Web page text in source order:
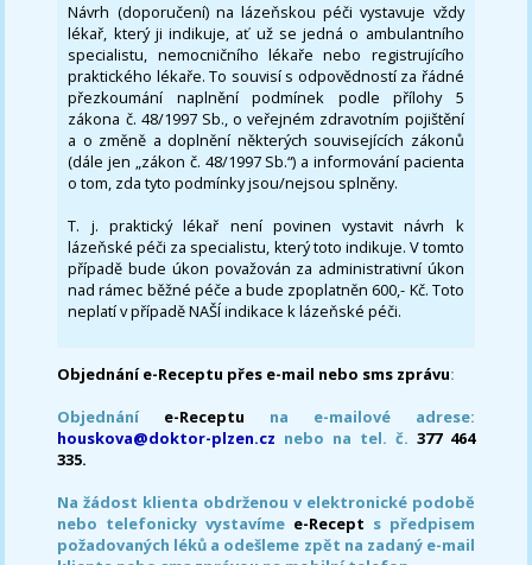
Návrh (doporučení) na lázeňskou péči vystavuje vždy
lékař, který ji indikuje, ať už se jedná o ambulantního
specialistu, nemocničního lékaře nebo registrujícího
praktického lékaře. To souvisí s odpovědností za řádné
přezkoumání naplnění podmínek podle přílohy 5
zákona č. 48/1997 Sb., o veřejném zdravotním pojištění
a o změně a doplnění některých souvisejících zákonů
(dále jen „zákon č. 48/1997 Sb.“) a informování pacienta
o tom, zda tyto podmínky jsou/nejsou splněny.
T. j. praktický lékař není povinen vystavit návrh k
lázeňské péči za specialistu, který toto indikuje. V tomto
případě bude úkon považován za administrativní úkon
nad rámec běžné péče a bude zpoplatněn 600,- Kč. Toto
neplatí v případě NAŠÍ indikace k lázeňské péči.
Objednání e-Receptu přes e-mail nebo sms zprávu:
Objednání e-Receptu na e-mailové adrese:
houskova@doktor-plzen.cz nebo na tel. č. 377 464
335.
Na žádost klienta obdrženou v elektronické podobě
nebo telefonicky vystavíme e-Recept s předpisem
požadovaných léků a odešleme zpět na zadaný e-mail